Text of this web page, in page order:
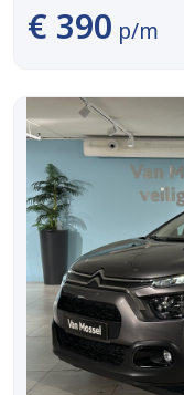
€ 390 p/m